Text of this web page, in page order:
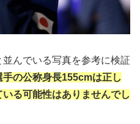
んでいる写真を参考に検証
手の公称身長155cmは正し
る可能性はありませんでし